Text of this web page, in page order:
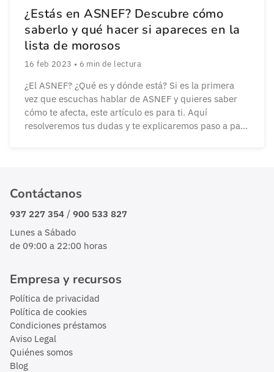
¿Estás en ASNEF? Descubre cómo
saberlo y qué hacer si apareces en la
lista de morosos
16 feb 2023 • 6 min de lectura
¿El ASNEF? ¿Qué es y dónde está? Si es la primera
vez que escuchas hablar de ASNEF y quieres saber
cómo te afecta, este artículo es para ti. Aquí
resolveremos tus dudas y te explicaremos paso a paso
Contáctanos
937 227 354 / 900 533 827
Lunes a Sábado
de 09:00 a 22:00 horas
Empresa y recursos
Política de privacidad
Política de cookies
Condiciones préstamos
Aviso Legal
Quiénes somos
Blog